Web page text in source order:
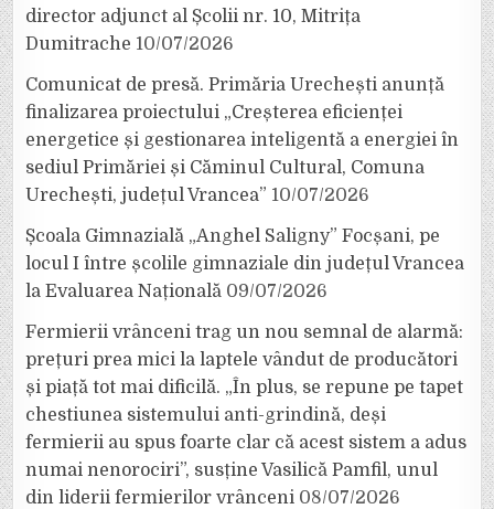
director adjunct al Școlii nr. 10, Mitrița
Dumitrache 10/07/2026
Comunicat de presă. Primăria Urechești anunță
finalizarea proiectului „Creșterea eficienței
energetice și gestionarea inteligentă a energiei în
sediul Primăriei și Căminul Cultural, Comuna
Urechești, județul Vrancea” 10/07/2026
Școala Gimnazială „Anghel Saligny” Focșani, pe
locul I între școlile gimnaziale din județul Vrancea
la Evaluarea Națională 09/07/2026
Fermierii vrânceni trag un nou semnal de alarmă:
prețuri prea mici la laptele vândut de producători
și piață tot mai dificilă. „În plus, se repune pe tapet
chestiunea sistemului anti-grindină, deși
fermierii au spus foarte clar că acest sistem a adus
numai nenorociri”, susține Vasilică Pamfil, unul
din liderii fermierilor vrânceni 08/07/2026